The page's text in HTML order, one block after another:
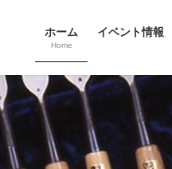
ホーム
Home
イベント情報